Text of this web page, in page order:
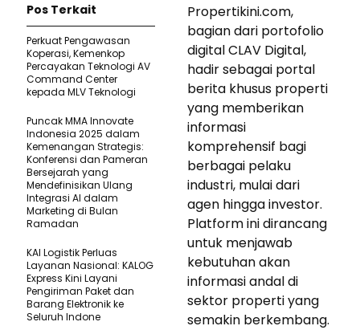
Propertikini.com,
bagian dari portofolio
digital CLAV Digital,
hadir sebagai portal
berita khusus properti
yang memberikan
informasi
komprehensif bagi
berbagai pelaku
industri, mulai dari
agen hingga investor.
Platform ini dirancang
untuk menjawab
kebutuhan akan
informasi andal di
sektor properti yang
semakin berkembang.
Pos Terkait
Perkuat Pengawasan
Koperasi, Kemenkop
Percayakan Teknologi AV
Command Center
kepada MLV Teknologi
Puncak MMA Innovate
Indonesia 2025 dalam
Kemenangan Strategis:
Konferensi dan Pameran
Bersejarah yang
Mendefinisikan Ulang
Integrasi AI dalam
Marketing di Bulan
Ramadan
KAI Logistik Perluas
Layanan Nasional: KALOG
Express Kini Layani
Pengiriman Paket dan
Barang Elektronik ke
Seluruh Indone